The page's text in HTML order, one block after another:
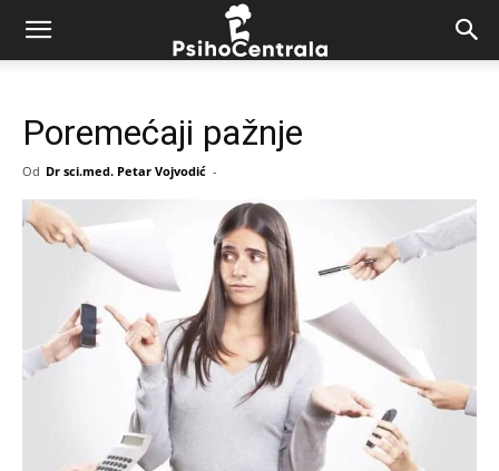
Poremećaji pažnje
Od Dr sci.med. Petar Vojvodić -